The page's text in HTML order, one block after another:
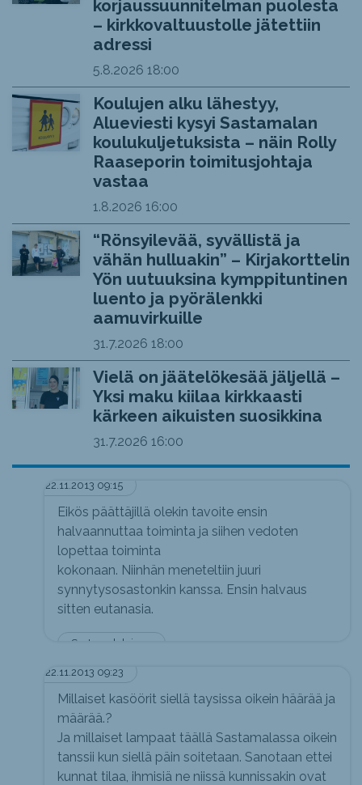
korjaussuunnitelman puolesta
– kirkkovaltuustolle jätettiin
adressi
5.8.2026 18:00
Koulujen alku lähestyy,
Alueviesti kysyi Sastamalan
koulukuljetuksista – näin Rolly
Raaseporin toimitusjohtaja
vastaa
1.8.2026 16:00
“Rönsyilevää, syvällistä ja
vähän hulluakin” – Kirjakorttelin
Yön uutuuksina kymppituntinen
luento ja pyörälenkki
aamuvirkuille
31.7.2026 18:00
Vielä on jäätelökesää jäljellä –
Yksi maku kiilaa kirkkaasti
kärkeen aikuisten suosikkina
31.7.2026 16:00
22.11.2013 09:15
Sastamalalainen
Eikös päättäjillä olekin tavoite ensin
halvaannuttaa toiminta ja siihen vedoten
lopettaa toiminta
kokonaan. Niinhän meneteltiin juuri
synnytysosastonkin kanssa. Ensin halvaus
sitten eutanasia.
22.11.2013 09:23
Millaiset kasöörit siellä taysissa oikein häärää ja
määrää.?
Ja millaiset lampaat täällä Sastamalassa oikein
tanssii kun siellä päin soitetaan. Sanotaan ettei
kunnat tilaa, ihmisiä ne niissä kunnissakin ovat